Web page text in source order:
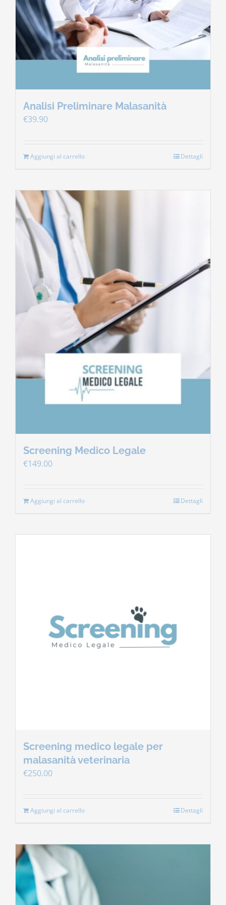
Contatti
Carrello
Analisi Preliminare Malasanità
€39.90
Aggiungi al carrello Dettagli
Screening Medico Legale
€149.00
Aggiungi al carrello Dettagli
Screening medico legale per
malasanità veterinaria
€250.00
Aggiungi al carrello Dettagli